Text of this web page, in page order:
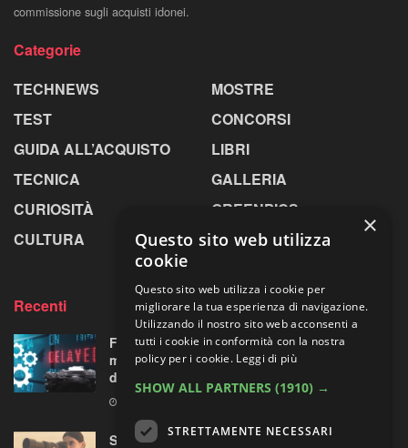
commissione sugli acquisti idonei.
Categorie
TECHNEWS
TEST
GUIDA ALL’ACQUISTO
TECNICA
CURIOSITÀ
CULTURA
MOSTRE
CONCORSI
LIBRI
GALLERIA
GREENPICS
LA RIVISTA
Recenti
Fujifilm X-T6: cambio di programma a Parigi,
ma all’orizzonte si intravede una “doppietta”
di ottiche XF
Sony guarda lontano senza chiedere troppo:
×
Questo sito web utilizza
cookie
Questo sito web utilizza i cookie per
migliorare la tua esperienza di navigazione.
Utilizzando il nostro sito web acconsenti a
tutti i cookie in conformità con la nostra
policy per i cookie. Leggi di più
SHOW ALL PARTNERS (1910) →
STRETTAMENTE NECESSARI